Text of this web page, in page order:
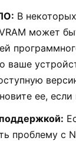
В
может
ваше
ее,
проблему с